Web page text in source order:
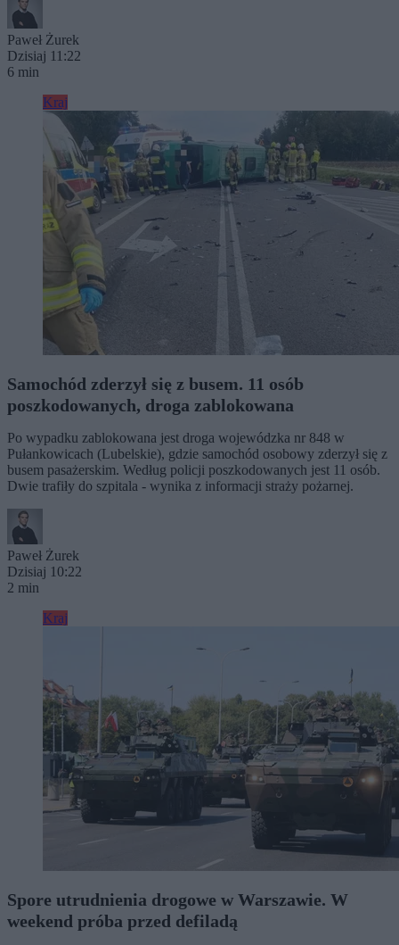
Paweł Żurek
Dzisiaj 11:22
6 min
Kraj
Samochód zderzył się z busem. 11 osób
poszkodowanych, droga zablokowana
Po wypadku zablokowana jest droga wojewódzka nr 848 w
Pułankowicach (Lubelskie), gdzie samochód osobowy zderzył się z
busem pasażerskim. Według policji poszkodowanych jest 11 osób.
Dwie trafiły do szpitala - wynika z informacji straży pożarnej.
Paweł Żurek
Dzisiaj 10:22
2 min
Kraj
Spore utrudnienia drogowe w Warszawie. W
weekend próba przed defiladą